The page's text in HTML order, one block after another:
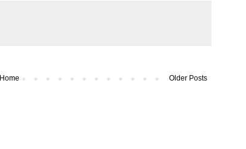
Older Posts
Home